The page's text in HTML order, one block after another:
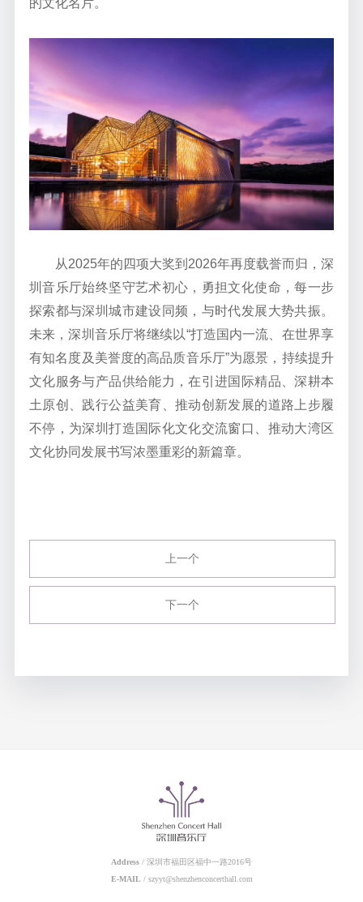
的文化名片。
从2025年的四项大奖到 2026年再度载誉而归 ，深
圳音乐厅始终坚守艺术初心，勇担文化使命，每一步
探索都与深圳城市建设同频，与时代发展大势共振。
未来，深圳音乐厅将继续以“打造国内一流、在世界享
有知名度及美誉度的高品质音乐厅”为愿景，持续提升
文化服务与产品供给能力，在引进国际精品、深耕本
土原创、践行公益美育、推动创新发展的道路上步履
不停，为深圳打造国际化文化交流窗口、推动大湾区
文化协同 发展书写浓墨重彩的新篇章。
上一个
下一个
Address / 深圳市福田区福中一路2016号
E-MAIL / szyyt@shenzhenconcerthall.com